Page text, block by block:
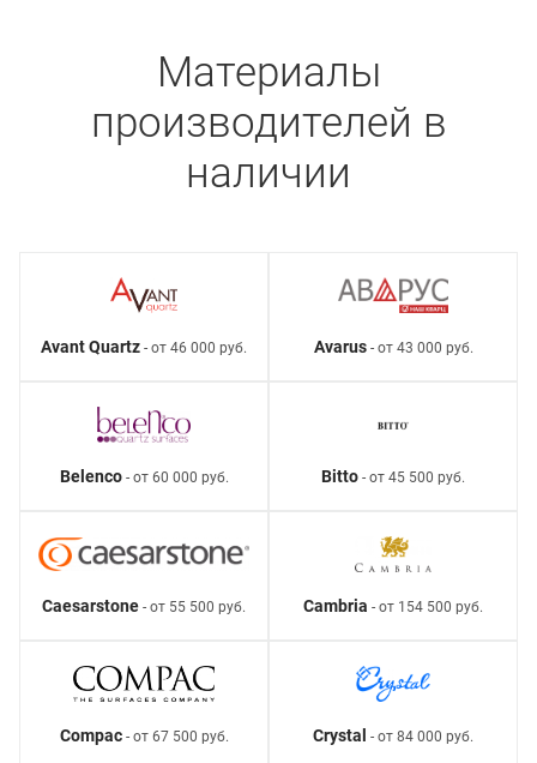
Материалы
производителей в
наличии
Avant Quartz - от 46 000 руб. Avarus- от 43 000 руб.
Belenco- от 60 000 руб. Bitto - от 45 500 руб.
Caesarstone - от 55 500 руб. Cambria - от 154 500 руб.
Compac- от 67 500 руб. Crystal - от 84 000 руб.